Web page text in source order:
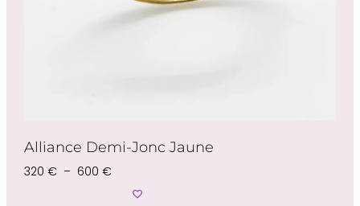
Alliance Demi-Jonc Jaune
320 € – 600 €